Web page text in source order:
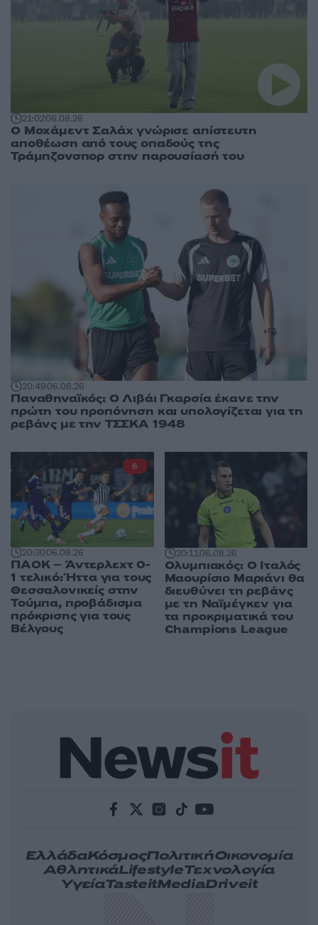
21:0206.08.26
Ο Μοχάμεντ Σαλάχ γνώρισε απίστευτη
αποθέωση από τους οπαδούς της
Τράμπζονσπορ στην παρουσίασή του
20:4906.08.26
Παναθηναϊκός: Ο Λιβάι Γκαρσία έκανε την
πρώτη του προπόνηση και υπολογίζεται για τη
ρεβάνς με την ΤΣΣΚΑ 1948
20:3006.08.26
ΠΑΟΚ – Άντερλεχτ 0-
1 τελικό: Ήττα για τους
Θεσσαλονικείς στην
Τούμπα, προβάδισμα
πρόκρισης για τους
Βέλγους
6
20:1106.08.26
Ολυμπιακός: Ο Ιταλός
Μαουρίσιο Μαριάνι θα
διευθύνει τη ρεβάνς
με τη Ναϊμέγκεν για
τα προκριματικά του
Champions League
ΕλλάδαΚόσμοςΠολιτικήΟικονομία
ΑθλητικάLifestyleΤεχνολογία
ΥγείαTasteitMediaDriveit